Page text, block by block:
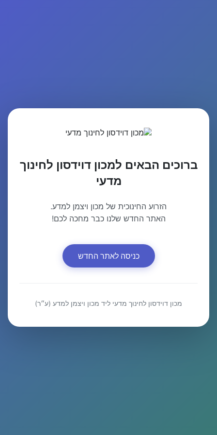
ברוכים הבאים למכון דוידסון לחינוך
מדעי
הזרוע החינוכית של מכון ויצמן למדע.
האתר החדש שלנו כבר מחכה לכם!
כניסה לאתר החדש
מכון דוידסון לחינוך מדעי ליד מכון ויצמן למדע (ע״ר)